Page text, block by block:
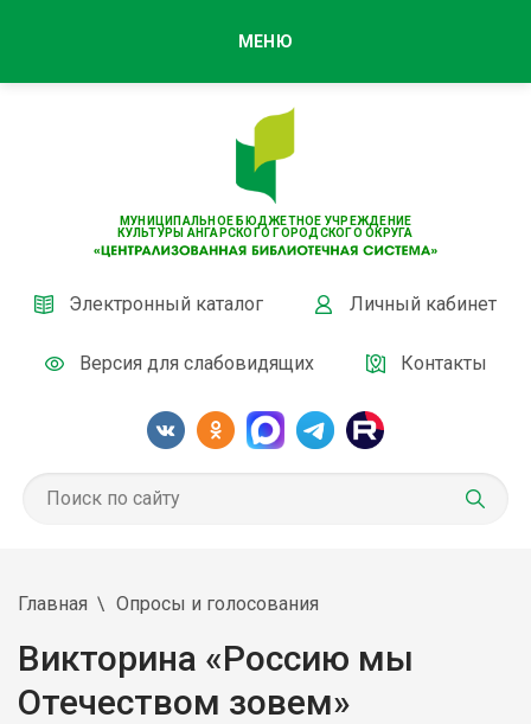
МУНИЦИПАЛЬНОЕ БЮДЖЕТНОЕ УЧРЕЖДЕНИЕ
КУЛЬТУРЫ АНГАРСКОГО ГОРОДСКОГО ОКРУГА
Электронный каталог Личный кабинет
Версия для слабовидящих Контакты
МЕНЮ
Главная Опросы и голосования
Викторина «Россию мы
Отечеством зовем»